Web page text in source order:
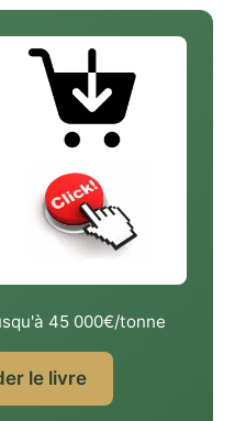
45 000€/tonne
le livre